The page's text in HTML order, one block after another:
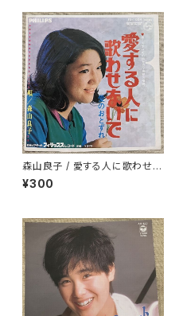
森山良子 / 愛する人に歌わせな
いで
¥300